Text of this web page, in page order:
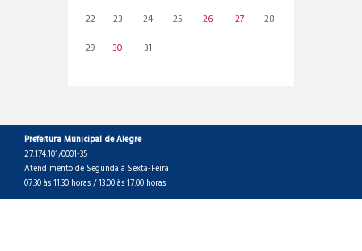
22
23 24 25 26 27
28
29
30 31
Prefeitura Municipal de Alegre
27.174.101/0001-35
Atendimento de Segunda à Sexta-Feira
07:30 às 11:30 horas / 13:00 às 17:00 horas